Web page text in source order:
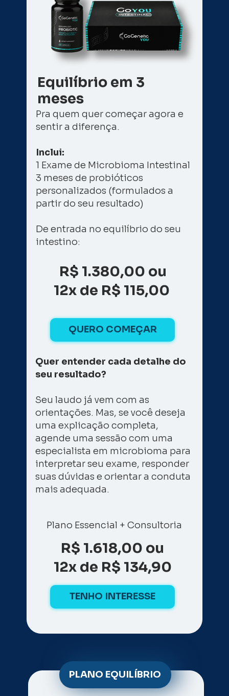
PLANO EQUILÍBRIO
Equilíbrio em 3
meses
Pra quem quer começar agora e
sentir a diferença.
Inclui:
1 Exame de Microbioma Intestinal
3 meses de probióticos
personalizados (formulados a
partir do seu resultado)
De entrada no equilíbrio do seu
intestino:
R$ 1.380,00 ou
12x de R$ 115,00
QUERO COMEÇAR
Quer entender cada detalhe do
seu resultado?
Seu laudo já vem com as
orientações. Mas, se você deseja
uma explicação completa,
agende uma sessão com uma
especialista em microbioma para
interpretar seu exame, responder
suas dúvidas e orientar a conduta
mais adequada.
Plano Essencial + Consultoria
R$ 1.618,00 ou
12x de R$ 134,90
TENHO INTERESSE